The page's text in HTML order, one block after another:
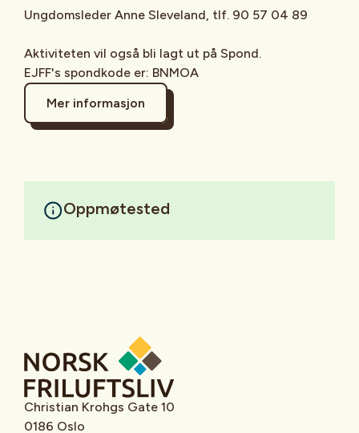
Ungdomsleder Anne Sleveland, tlf. 90 57 04 89
Aktiviteten vil også bli lagt ut på Spond.
EJFF's spondkode er: BNMOA
Mer informasjon
Oppmøtested
Christian Krohgs Gate 10
0186 Oslo